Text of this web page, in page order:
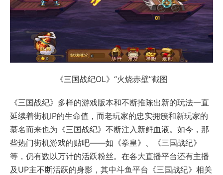
《三国战纪OL》“火烧赤壁”截图
《三国战纪》多样的游戏版本和不断推陈出新的玩法一直
延续着街机IP的生命值，而老玩家的忠实拥簇和新玩家的
慕名而来也为《三国战纪》不断注入新鲜血液。如今，那
些热门街机游戏的贴吧——如《拳皇》、《三国战纪》
等，仍有数以万计的活跃粉丝。在各大直播平台还有主播
及UP主不断活跃的身影，其中斗鱼平台《三国战纪》相关